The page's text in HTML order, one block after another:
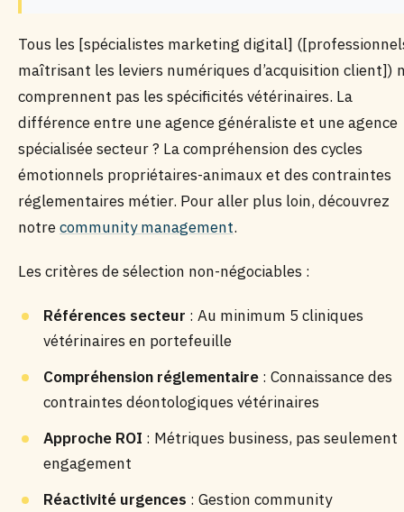
Tous les [spécialistes marketing digital]
maîtrisant les leviers numériques d’acquisition client])
comprennent pas les spécificités vétérinaires. La
différence entre une agence généraliste et une agence
spécialisée secteur ? La compréhension des cycles
émotionnels propriétaires-animaux et des contraintes
réglementaires métier. Pour aller plus loin, découvrez
notrecommunity management.
Les critères de sélection non-négociables :
Références secteur : Au minimum 5 cliniques
vétérinaires en portefeuille
Compréhension réglementaire : Connaissance des
contraintes déontologiques vétérinaires
Approche ROI : Métriques business, pas seulement
engagement
Réactivité urgences : Gestion community